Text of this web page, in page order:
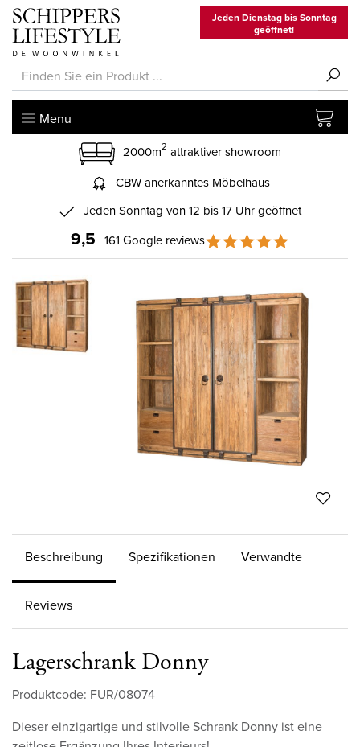
Jeden Dienstag bis Sonntag
geöffnet!
Menu
2000m2 attraktiver showroom
CBW anerkanntes Möbelhaus
Jeden Sonntag von 12 bis 17 Uhr geöffnet
9,5 | 161 Google reviews
Beschreibung Spezifikationen Verwandte
Reviews
Lagerschrank Donny
Produktcode: FUR/08074
Dieser einzigartige und stilvolle Schrank Donny ist eine